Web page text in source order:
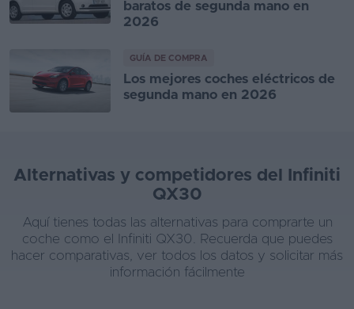
baratos de segunda mano en
2026
GUÍA DE COMPRA
Los mejores coches eléctricos de
segunda mano en 2026
Alternativas y competidores del Infiniti
QX30
Aquí tienes todas las alternativas para comprarte un
coche como el Infiniti QX30. Recuerda que puedes
hacer comparativas, ver todos los datos y solicitar más
información fácilmente